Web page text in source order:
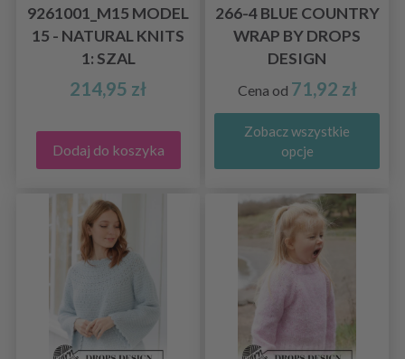
9261001_M15 MODEL
15 - NATURAL KNITS
1: SZAL
214,95 zł
Dodaj do koszyka
266-4 BLUE COUNTRY
WRAP BY DROPS
DESIGN
Cena od 71,92 zł
Zobacz wszystkie
opcje